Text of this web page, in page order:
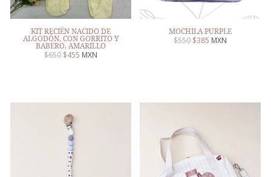
KIT RECIÉN NACIDO DE
ALGODÓN, CON GORRITO Y
BABERO, AMARILLO
$650 $455 MXN
MOCHILA PURPLE
$550 $385 MXN